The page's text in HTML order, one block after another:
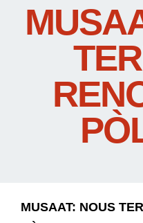
MUSAAT: NOUS